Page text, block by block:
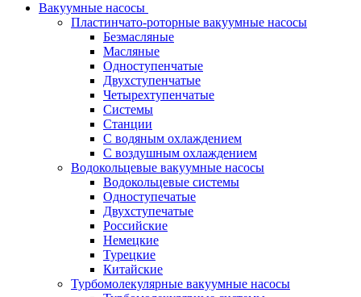
Вакуумные насосы
Пластинчато-роторные вакуумные насосы
Безмасляные
Масляные
Одноступенчатые
Двухступенчатые
Четырехтупенчатые
Системы
Станции
С водяным охлаждением
С воздушным охлаждением
Водокольцевые вакуумные насосы
Водокольцевые системы
Одноступечатые
Двухступечатые
Российские
Немецкие
Турецкие
Китайские
Турбомолекулярные вакуумные насосы